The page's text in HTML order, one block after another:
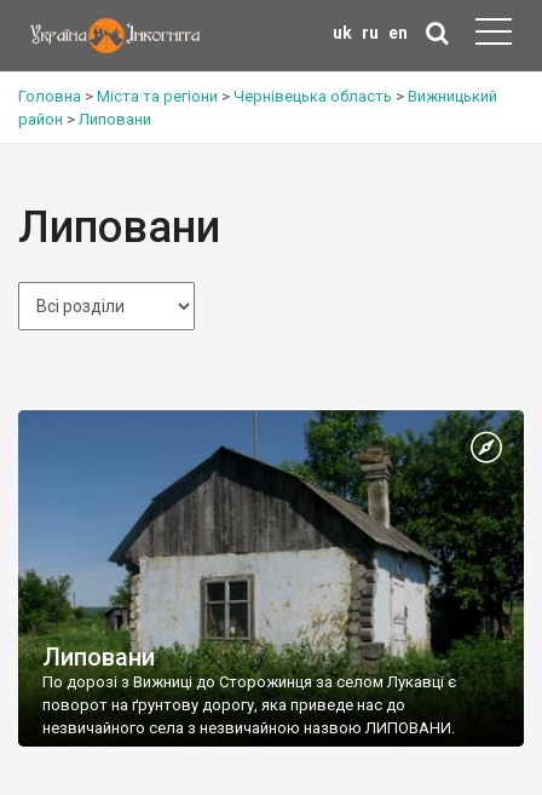
uk ru en
Головна > Міста та регіони > Чернівецька область > Вижницький
район >Липовани
Липовани
Липовани
По дорозі з Вижниці до Сторожинця за селом Лукавці є
поворот на ґрунтову дорогу, яка приведе нас до
незвичайного села з незвичайною назвою ЛИПОВАНИ.